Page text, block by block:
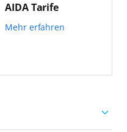
Mehr erfahren
AIDA Tarife